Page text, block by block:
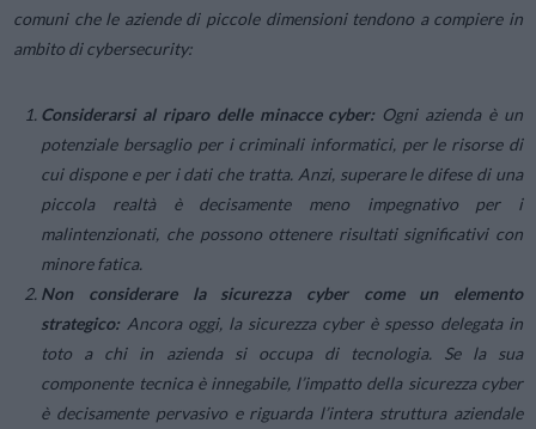
comuni che le aziende di piccole dimensioni tendono a compiere in
ambito di cybersecurity:
Considerarsi al riparo delle minacce cyber: Ogni azienda è un
potenziale bersaglio per i criminali informatici, per le risorse di
cui dispone e per i dati che tratta. Anzi, superare le difese di una
piccola realtà è decisamente meno impegnativo per i
malintenzionati, che possono ottenere risultati significativi con
minore fatica.
Non considerare la sicurezza cyber come un elemento
strategico: Ancora oggi, la sicurezza cyber è spesso delegata in
toto a chi in azienda si occupa di tecnologia. Se la sua
componente tecnica è innegabile, l’impatto della sicurezza cyber
è decisamente pervasivo e riguarda l’intera struttura aziendale